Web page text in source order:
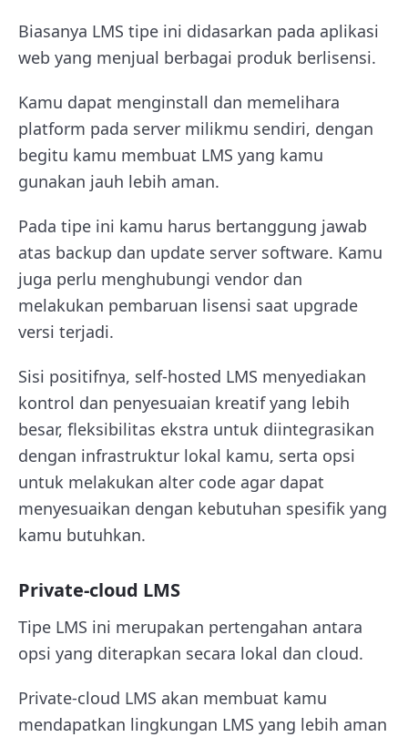
Biasanya LMS tipe ini didasarkan pada aplikasi
web yang menjual berbagai produk berlisensi.
Kamu dapat menginstall dan memelihara
platform pada server milikmu sendiri, dengan
begitu kamu membuat LMS yang kamu
gunakan jauh lebih aman.
Pada tipe ini kamu harus bertanggung jawab
atas backup dan update server software. Kamu
juga perlu menghubungi vendor dan
melakukan pembaruan lisensi saat upgrade
versi terjadi.
Sisi positifnya, self-hosted LMS menyediakan
kontrol dan penyesuaian kreatif yang lebih
besar, fleksibilitas ekstra untuk diintegrasikan
dengan infrastruktur lokal kamu, serta opsi
untuk melakukan alter code agar dapat
menyesuaikan dengan kebutuhan spesifik yang
kamu butuhkan.
Private-cloud LMS
Tipe LMS ini merupakan pertengahan antara
opsi yang diterapkan secara lokal dan cloud.
Private-cloud LMS akan membuat kamu
mendapatkan lingkungan LMS yang lebih aman